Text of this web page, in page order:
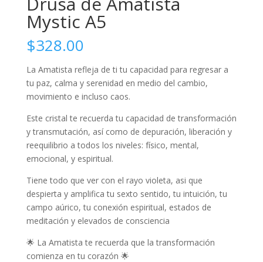
Mystic A5
$328.00
La Amatista refleja de ti tu capacidad para regresar a
tu paz, calma y serenidad en medio del cambio,
movimiento e incluso caos.
Este cristal te recuerda tu capacidad de transformación
y transmutación, así como de depuración, liberación y
reequilibrio a todos los niveles: físico, mental,
emocional, y espiritual.
Tiene todo que ver con el rayo violeta, asi que
despierta y amplifica tu sexto sentido, tu intuición, tu
campo aúrico, tu conexión espiritual, estados de
meditación y elevados de consciencia
🌟 La Amatista te recuerda que la transformación
comienza en tu corazón 🌟